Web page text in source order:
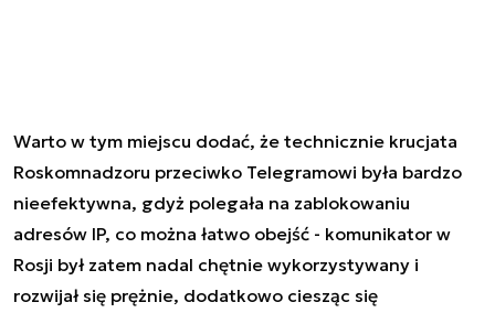
Warto w tym miejscu dodać, że technicznie krucjata
Roskomnadzoru przeciwko Telegramowi była bardzo
nieefektywna, gdyż polegała na zablokowaniu
adresów IP, co można łatwo obejść - komunikator w
Rosji był zatem nadal chętnie wykorzystywany i
rozwijał się prężnie, dodatkowo ciesząc się